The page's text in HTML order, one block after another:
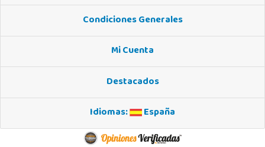
Condiciones Generales
Mi Cuenta
Destacados
Idiomas:
España